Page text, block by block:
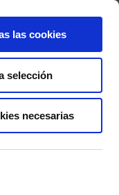
las cookies
selección
necesarias
ACTIVIDADES